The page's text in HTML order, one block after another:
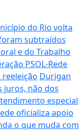
do Rio volta
subtraídos
e do Trabalho
PSOL-Rede
Durigan
juros, não dos
especial
oficializa apoio
o que muda com